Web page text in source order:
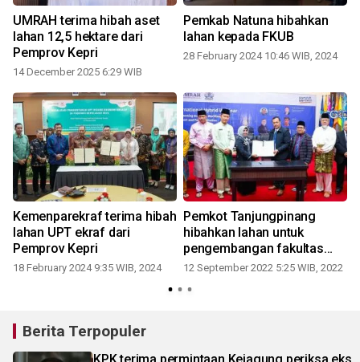
UMRAH terima hibah aset
lahan 12,5 hektare dari
Pemprov Kepri
14 December 2025 6:29 WIB
Pemkab Natuna hibahkan
lahan kepada FKUB
28 February 2024 10:46 WIB, 2024
Kemenparekraf terima hibah
lahan UPT ekraf dari
Pemprov Kepri
18 February 2024 9:35 WIB, 2024
Pemkot Tanjungpinang
hibahkan lahan untuk
pengembangan fakultas
UMRAH
12 September 2022 5:25 WIB, 2022
Berita Terpopuler